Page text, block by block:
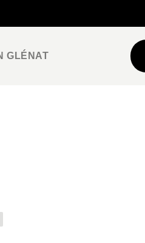
GLÉNAT